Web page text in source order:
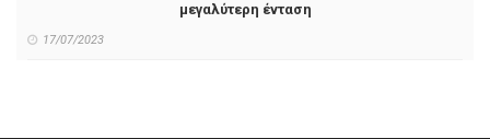
μεγαλύτερη ένταση
17/07/2023